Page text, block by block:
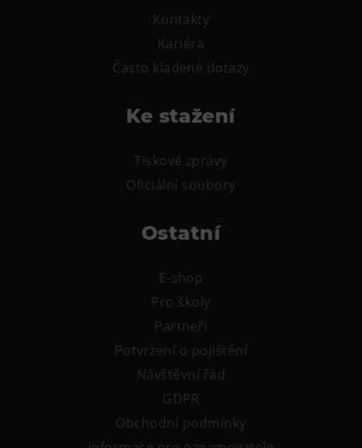
Kontakty
Kariéra
Často kladené dotazy
Ke stažení
Tiskové zprávy
Oficiální soubory
Ostatní
E-shop
Pro školy
Partneři
Potvrzení o pojištění
Návštěvní řád
GDPR
Obchodní podmínky